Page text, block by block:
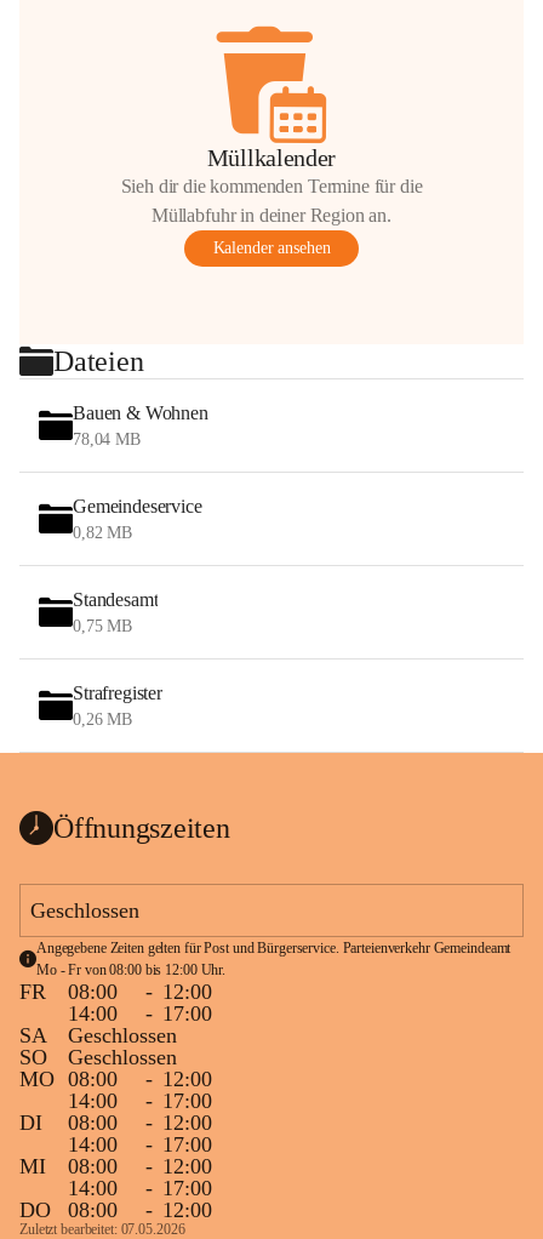
Müllkalender
Sieh dir die kommenden Termine für die
Müllabfuhr in deiner Region an.
Kalender ansehen
Dateien
Bauen & Wohnen
78,04 MB
Gemeindeservice
0,82 MB
Standesamt
0,75 MB
Strafregister
0,26 MB
Öffnungszeiten
Geschlossen
Angegebene Zeiten gelten für Post und Bürgerservice. Parteienverkehr Gemeindeamt
Mo - Fr von 08:00 bis 12:00 Uhr.
FR 08:00 - 12:00
14:00
- 17:00
SA
Geschlossen
SO
Geschlossen
MO 08:00 - 12:00
14:00
- 17:00
DI
08:00 - 12:00
14:00
- 17:00
MI
08:00 - 12:00
14:00
- 17:00
DO
08:00 - 12:00
Zuletzt bearbeitet: 07.05.2026